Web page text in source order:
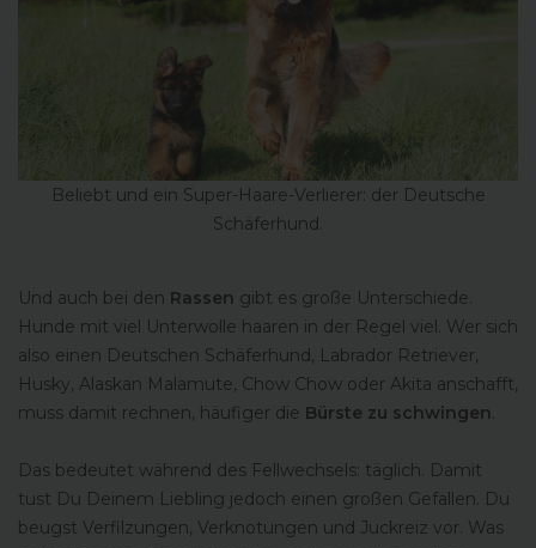
Beliebt und ein Super-Haare-Verlierer: der Deutsche
Schäferhund.
Und auch bei den Rassen gibt es große Unterschiede.
Hunde mit viel Unterwolle haaren in der Regel viel. Wer sich
also einen Deutschen Schäferhund, Labrador Retriever,
Husky, Alaskan Malamute, Chow Chow oder Akita anschafft,
muss damit rechnen, häufiger die Bürste zu schwingen.
Das bedeutet während des Fellwechsels: täglich. Damit
tust Du Deinem Liebling jedoch einen großen Gefallen. Du
beugst Verfilzungen, Verknotungen und Juckreiz vor. Was